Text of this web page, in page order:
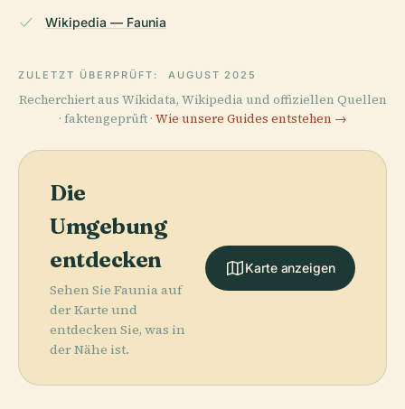
Wikipedia — Faunia
ZULETZT ÜBERPRÜFT: AUGUST 2025
Recherchiert aus Wikidata, Wikipedia und offiziellen Quellen
· faktengeprüft · Wie unsere Guides entstehen →
Die
Umgebung
entdecken
Sehen Sie Faunia auf
der Karte und
entdecken Sie, was in
der Nähe ist.
Karte anzeigen